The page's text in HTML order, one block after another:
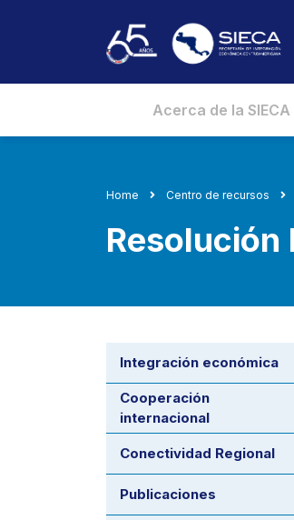
Acerca de la SIECA
Home Centro de recursos
Resolución
Integración económica
Cooperación
internacional
Conectividad Regional
Publicaciones